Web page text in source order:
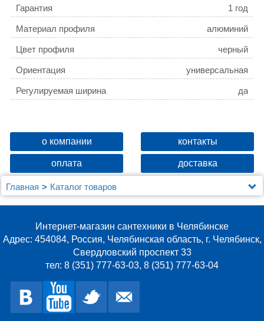
Гарантия 1 год
Материал профиля алюминий
Цвет профиля черный
Ориентация универсальная
Регулируемая ширина да
о компании контакты
оплата доставка
Главная
Каталог товаров
Душевые уголки, ограждения, поддоны
Душевая перегородка RGW Z-050-2-B 100х195 см
профиль черный
Интернет-магазин сантехники в Челябинске
Адрес: 454084, Россия, Челябинская область, г. Челябинск,
Свердловский проспект 33
тел: 8 (351) 777-63-03, 8 (351) 777-63-04